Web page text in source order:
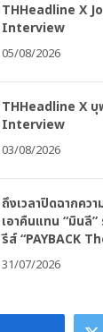
THHeadline X
Interview
05/08/2026
THHeadline X
Interview
03/08/2026
ถึงเวลาปิดฉากคว
เอาคืนแทน “มินลี
รีส์ “PAYBACK
31/07/2026